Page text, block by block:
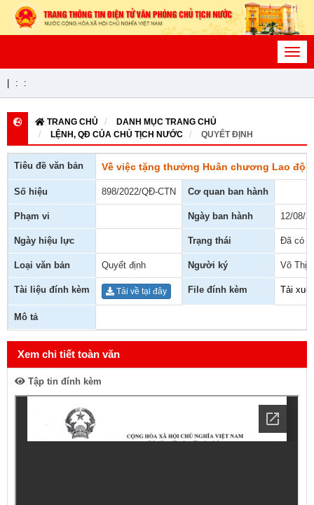
: :
TRANG CHỦ
DANH MỤC TRANG CHỦ
LỆNH, QĐ CỦA CHỦ TỊCH NƯỚC
QUYẾT ĐỊNH
Tiêu đề văn bản Về việc tặng thưởng Huân chương Lao
Số hiệu 898/2022/QĐ-CTN Cơ quan ban hành
Phạm vi Ngày ban hành 12/08/
Ngày hiệu lực Trạng thái Đã có
Loại văn bản Quyết định Người ký Võ Thị
Tài liệu đính kèm Tải về tại đây File đính kèm Tải
Mô tả
Xem chi tiết toàn văn
Tập tin đính kèm